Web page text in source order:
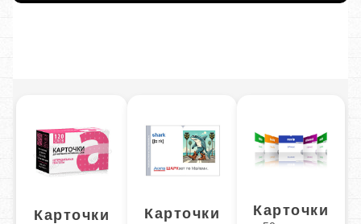
Карточки Карточки Карточки